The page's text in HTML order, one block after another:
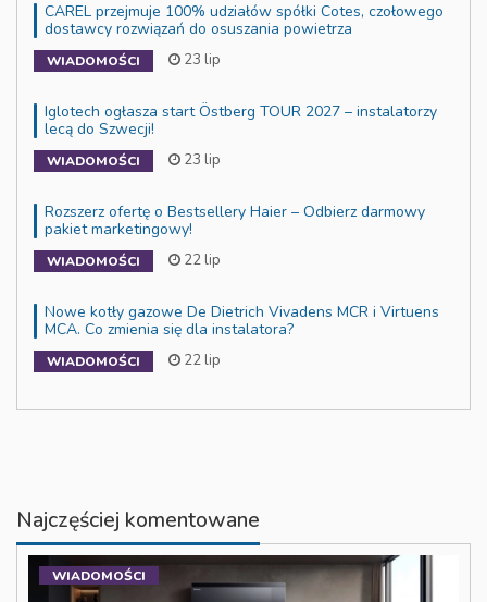
CAREL przejmuje 100% udziałów spółki Cotes, czołowego
dostawcy rozwiązań do osuszania powietrza
WIADOMOŚCI 23 lip
Iglotech ogłasza start Östberg TOUR 2027 – instalatorzy
lecą do Szwecji!
WIADOMOŚCI 23 lip
Rozszerz ofertę o Bestsellery Haier – Odbierz darmowy
pakiet marketingowy!
WIADOMOŚCI 22 lip
Nowe kotły gazowe De Dietrich Vivadens MCR i Virtuens
MCA. Co zmienia się dla instalatora?
WIADOMOŚCI 22 lip
Najczęściej komentowane
WIADOMOŚCI